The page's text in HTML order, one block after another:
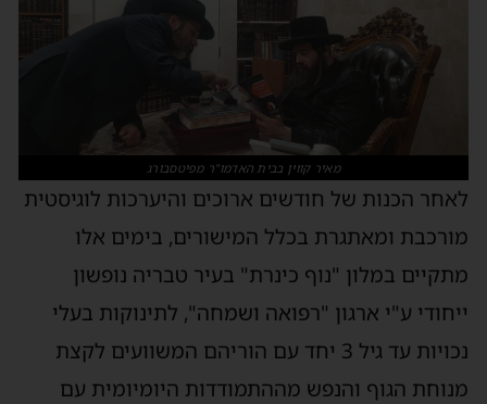
מאיר קווין בבית האדמו"ר מפיטסבורג
לאחר הכנות של חודשים ארוכים והיערכות לוגיסטית
מורכבת ומאתגרת בכלל המישורים, בימים אלו
מתקיים במלון "נוף כינרת" בעיר טבריה נופשון
ייחודי ע"י ארגון "רפואה ושמחה", לתינוקות בעלי
נכויות עד גיל 3 יחד עם הוריהם המשוועים לקצת
מנוחת הגוף והנפש מההתמודדות היומיומית עם